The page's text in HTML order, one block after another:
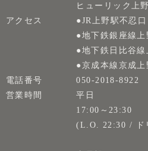
ヒューリック上
アクセス
●JR上野駅不忍
●地下鉄銀座線
●地下鉄日比谷
●京成本線京成
電話番号
050-2018-8922
営業時間
平日
17:00～23:30
(L.O. 22:30 / ド